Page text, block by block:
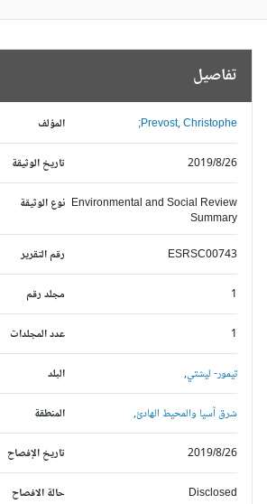
تفاصيل
المؤلف Prevost, Christophe;
تاريخ الوثيقة 2019/8/26
نوع الوثيقة Environmental and Social Review
Summary
رقم التقرير
ESRSC00743
مجلد رقم
عدد المجلدات
البلد تيمور- ليشتي,
المنطقة شرق آسيا والمحيط الهادئ,
تاريخ الإفصاح 2019/8/26
حالة الافصاح Disclosed